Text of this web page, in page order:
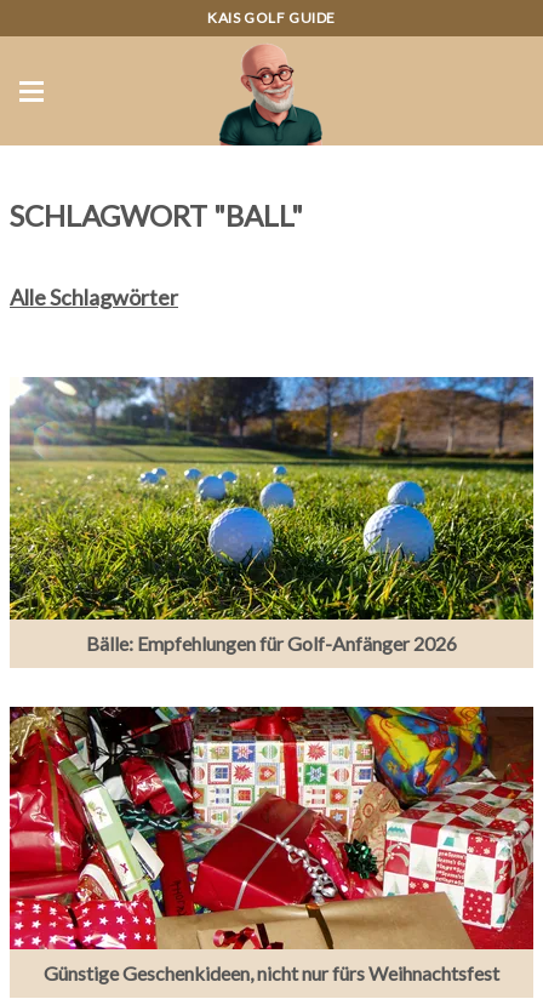
KAIS GOLF GUIDE
SCHLAGWORT "BALL"
Alle Schlagwörter
Bälle: Empfehlungen für Golf-Anfänger 2026
Günstige Geschenkideen, nicht nur fürs Weihnachtsfest